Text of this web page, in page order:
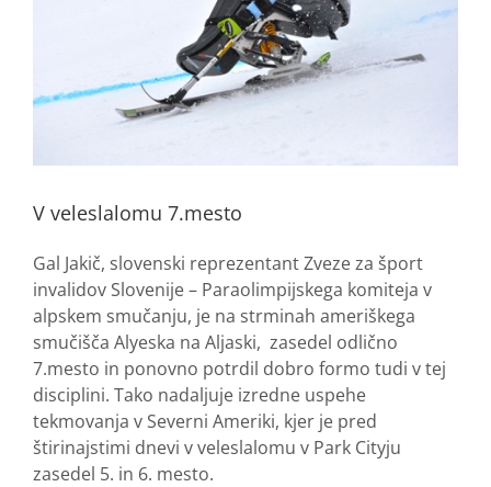
V veleslalomu 7.mesto
Gal Jakič, slovenski reprezentant Zveze za šport
invalidov Slovenije – Paraolimpijskega komiteja v
alpskem smučanju, je na strminah ameriškega
smučišča Alyeska na Aljaski, zasedel odlično
7.mesto in ponovno potrdil dobro formo tudi v tej
disciplini. Tako nadaljuje izredne uspehe
tekmovanja v Severni Ameriki, kjer je pred
štirinajstimi dnevi v veleslalomu v Park Cityju
zasedel 5. in 6. mesto.